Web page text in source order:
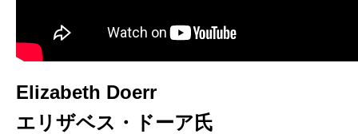
Elizabeth Doerr
エリザベス・ドーア氏